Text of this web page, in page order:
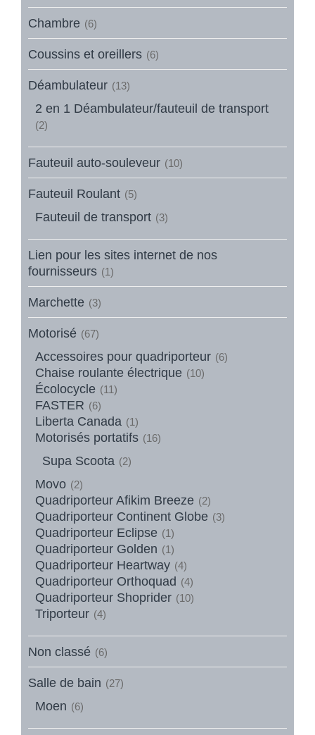
Chambre (6)
Coussins et oreillers (6)
Déambulateur (13)
2 en 1 Déambulateur/fauteuil de transport
(2)
Fauteuil auto-souleveur (10)
Fauteuil Roulant (5)
Fauteuil de transport (3)
Lien pour les sites internet de nos
fournisseurs (1)
Marchette (3)
Motorisé (67)
Accessoires pour quadriporteur (6)
Chaise roulante électrique (10)
Écolocycle (11)
FASTER (6)
Liberta Canada (1)
Motorisés portatifs (16)
Supa Scoota (2)
Movo (2)
Quadriporteur Afikim Breeze (2)
Quadriporteur Continent Globe (3)
Quadriporteur Eclipse (1)
Quadriporteur Golden (1)
Quadriporteur Heartway (4)
Quadriporteur Orthoquad (4)
Quadriporteur Shoprider (10)
Triporteur (4)
Non classé (6)
Salle de bain (27)
Moen (6)